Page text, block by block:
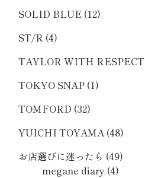
SOLID BLUE (12)
ST/R (4)
TAYLOR WITH RESPECT
TOKYO SNAP (1)
TOMFORD (32)
YUICHI TOYAMA(48)
お店選びに迷ったら (49)
megane diary (4)